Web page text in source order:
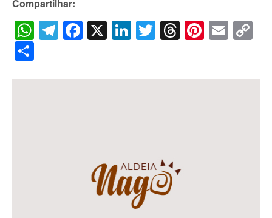
Compartilhar:
WhatsApp
Telegram
Facebook
X LinkedIn
Twitter
Threads